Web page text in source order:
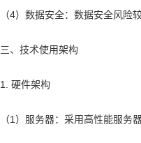
（4）数据安全：数据安全风险
三、技术使用架构
1. 硬件架构
（1）服务器：采用高性能服务